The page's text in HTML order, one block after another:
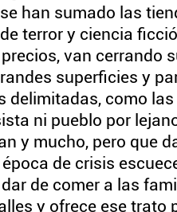
han sumado las
terror y ciencia
van cerrando
superficies y
delimitadas, como
ni pueblo por
y mucho, pero que
de crisis
de comer a las
y ofrece ese trato